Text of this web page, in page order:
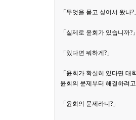
「무엇을 묻고 싶어서 왔나?
「실제로 윤회가 있습니까?
「있다면 뭐하게?」
「윤회가 확실히 있다면 대
윤회의 문제부터 해결하려
「윤회의 문제라니?」